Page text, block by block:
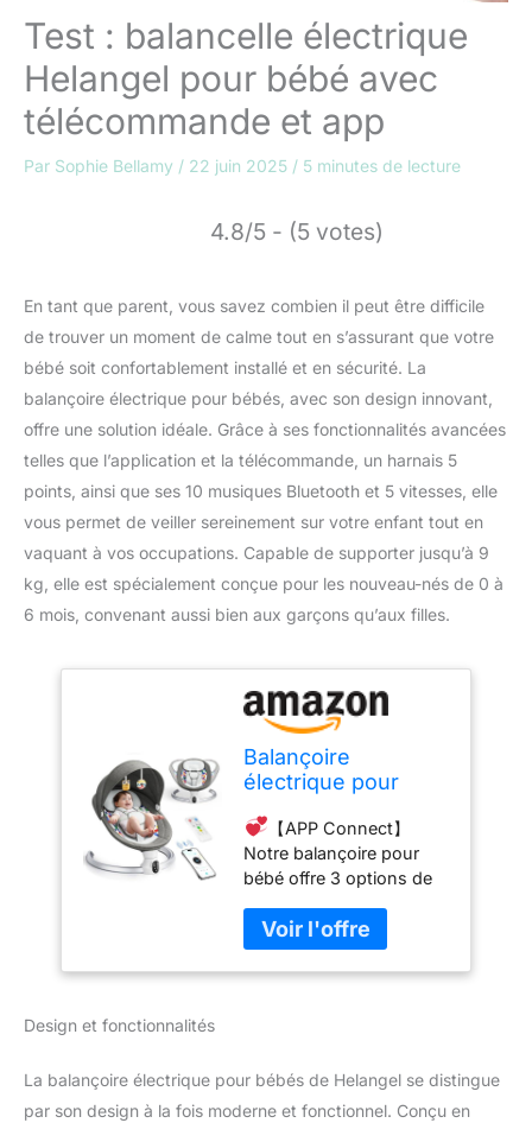
Test : balancelle électrique
Helangel pour bébé avec
télécommande et app
Par Sophie Bellamy / 22 juin 2025 / 5 minutes de lecture
4.8/5 - (5 votes)
En tant que parent, vous savez combien il peut être difficile
de trouver un moment de calme tout en s’assurant que votre
bébé soit confortablement installé et en sécurité. La
balançoire électrique pour bébés, avec son design innovant,
offre une solution idéale. Grâce à ses fonctionnalités avancées
telles que l’application et la télécommande, un harnais 5
points, ainsi que ses 10 musiques Bluetooth et 5 vitesses, elle
vous permet de veiller sereinement sur votre enfant tout en
vaquant à vos occupations. Capable de supporter jusqu’à 9
kg, elle est spécialement conçue pour les nouveau-nés de 0 à
6 mois, convenant aussi bien aux garçons qu’aux filles.
Balançoire
électrique pour
application et
télécommande,
harnais 5 points, 10
musiques Bluetooth
et 5 vitesses,
supporte 9 kg pour
les nouveau-nés de
【APP Connect】
Notre balançoire pour
bébé offre 3 options de
pouvez télécharger
l'application gratuite sur
votre téléphone portable
BABY2', utiliser la
télécommande incluse
Design et fonctionnalités
La balançoire électrique pour bébés de Helangel se distingue
par son design à la fois moderne et fonctionnel. Conçu en